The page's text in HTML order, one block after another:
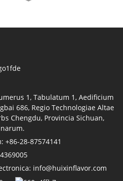
H4118
Sapor Lycopersici H4011
1, Tabulatum 1, Aedificium
686, Regio Technologiae Altae
Chengdu, Provincia Sichuan,
+86-28-87574141
info@huixinflavor.com